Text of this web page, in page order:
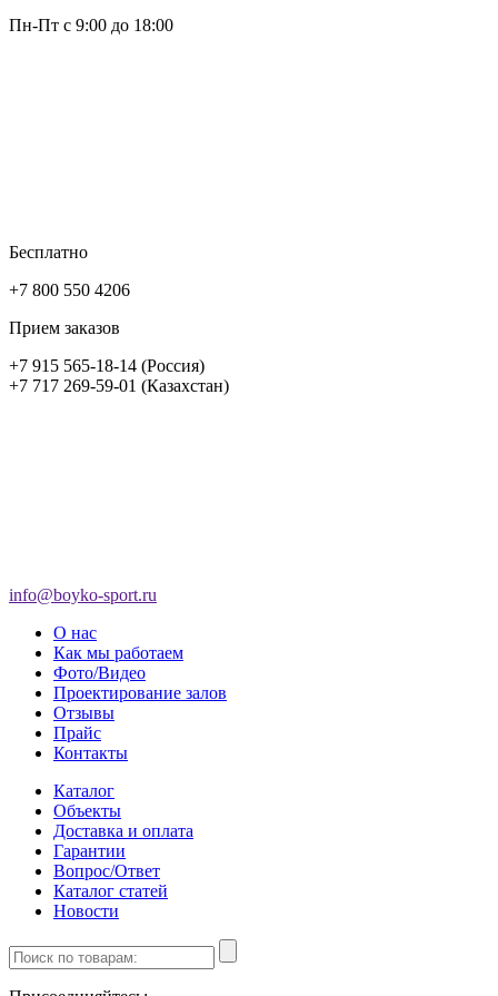
Пн-Пт с 9:00 до 18:00
Бесплатно
+7 800 550 4206
Прием заказов
+7 915 565-18-14 (Россия)
+7 717 269-59-01 (Казахстан)
info@boyko-sport.ru
О нас
Как мы работаем
Фото/Видео
Проектирование залов
Отзывы
Прайс
Контакты
Каталог
Объекты
Доставка и оплата
Гарантии
Вопрос/Ответ
Каталог статей
Новости